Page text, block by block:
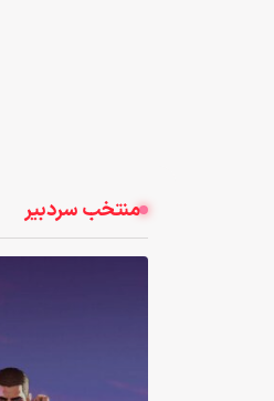
منتخب سردبیر